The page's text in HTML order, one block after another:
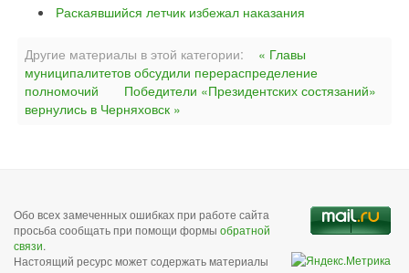
Раскаявшийся летчик избежал наказания
Другие материалы в этой категории:
« Главы
муниципалитетов обсудили перераспределение
полномочий
Победители «Президентских состязаний»
вернулись в Черняховск »
Обо всех замеченных ошибках при работе сайта
просьба сообщать при помощи формы обратной
связи.
Настоящий ресурс может содержать материалы